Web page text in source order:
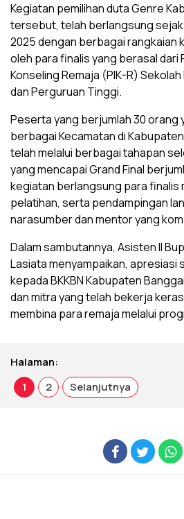
Kegiatan pemilihan duta Genre
tersebut, telah berlangsung
2025 dengan berbagai rangkaian
oleh para finalis yang berasal dari
Konseling Remaja (PIK-R)
dan Perguruan Tinggi.
Peserta yang berjumlah 30 orang
berbagai Kecamatan di
telah melalui berbagai tahapan
yang mencapai Grand Final
kegiatan berlangsung para finalis
pelatihan, serta pendampingan
narasumber dan mentor yang
Dalam sambutannya, Asisten II
Lasiata menyampaikan,
kepada BKKBN Kabupaten
dan mitra yang telah bekerja
membina para remaja melalui
Halaman:
1
2 Selanjutnya